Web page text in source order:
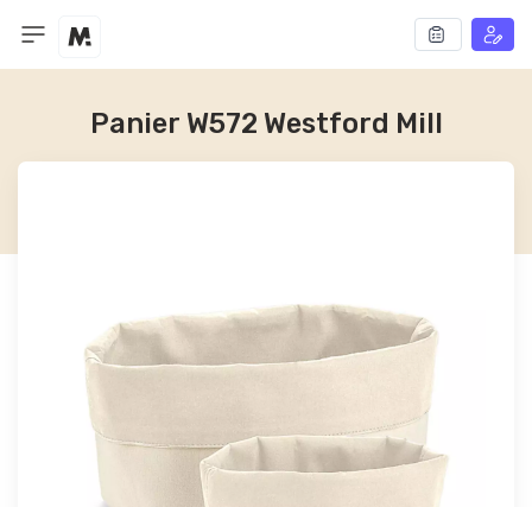
Panier W572 Westford Mill